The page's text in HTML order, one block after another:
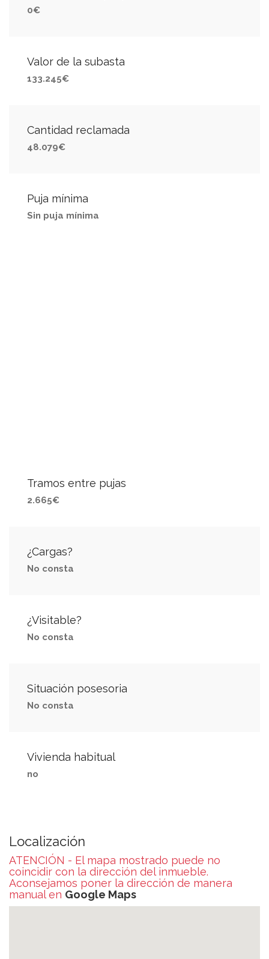
0€
Valor de la subasta
133.245€
Cantidad reclamada
48.079€
Puja mínima
Sin puja mínima
Tramos entre pujas
2.665€
¿Cargas?
No consta
¿Visitable?
No consta
Situación posesoria
No consta
Vivienda habitual
no
Localización
ATENCIÓN - El mapa mostrado puede no
coincidir con la dirección del inmueble.
Aconsejamos poner la dirección de manera
manual en Google Maps